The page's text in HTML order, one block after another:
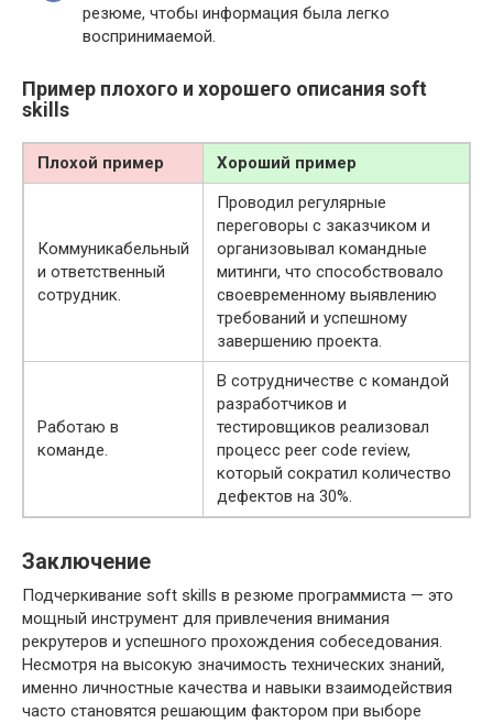
резюме, чтобы информация была легко
воспринимаемой.
Пример плохого и хорошего описания soft
skills
Плохой пример Хороший пример
Коммуникабельный
и ответственный
сотрудник.
Проводил регулярные
переговоры с заказчиком и
организовывал командные
митинги, что способствовало
своевременному выявлению
требований и успешному
завершению проекта.
Работаю в
команде.
В сотрудничестве с командой
разработчиков и
тестировщиков реализовал
процесс peer code review,
который сократил количество
дефектов на 30%.
Заключение
Подчеркивание soft skills в резюме программиста — это
мощный инструмент для привлечения внимания
рекрутеров и успешного прохождения собеседования.
Несмотря на высокую значимость технических знаний,
именно личностные качества и навыки взаимодействия
часто становятся решающим фактором при выборе